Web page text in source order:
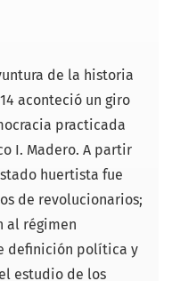
de la historia
aconteció un giro
practicada
I. Madero. A partir
huertista fue
de revolucionarios;
al régimen
definición política y
estudio de los